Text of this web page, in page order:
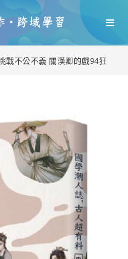
戰不公不義 關漢卿的戲94狂